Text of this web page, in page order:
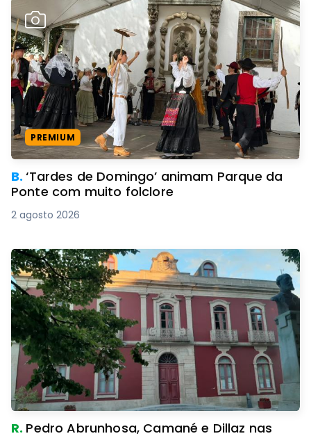
PREMIUM
B.‘Tardes de Domingo’ animam Parque da
Ponte com muito folclore
2 agosto 2026
R. Pedro Abrunhosa, Camané e Dillaz nas